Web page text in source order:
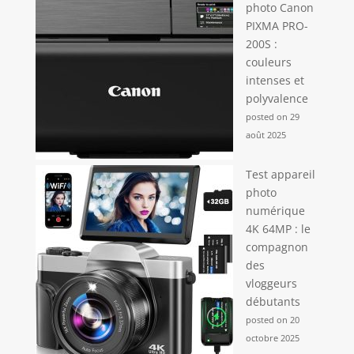
photo Canon
PIXMA PRO-
200S :
couleurs
intenses et
polyvalence
posted on 29
août 2025
Test appareil
photo
numérique
4K 64MP : le
compagnon
des
vloggeurs
débutants
posted on 20
octobre 2025